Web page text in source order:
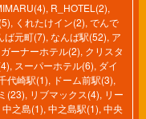
, R_HOTEL(2),
, くれたけイン(2), でんで
ば元町(7), なんば駅(52), ア
ガーナーホテル(2), クリスタ
, スーパーホテル(6), ダイ
代崎駅(1), ドーム前駅(3),
(23), リブマックス(4), リー
中之島(1), 中之島駅(1), 中央